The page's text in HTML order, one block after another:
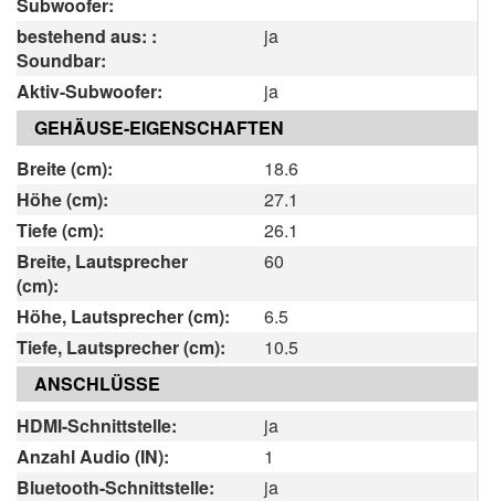
bestehend aus: :
Soundbar:
ja
Aktiv-Subwoofer:
ja
GEHÄUSE-EIGENSCHAFTEN
Breite (cm):
18.6
Höhe (cm):
27.1
Tiefe (cm):
26.1
Breite, Lautsprecher
(cm):
60
Höhe, Lautsprecher (cm):
6.5
Tiefe, Lautsprecher (cm):
10.5
ANSCHLÜSSE
HDMI-Schnittstelle:
ja
Anzahl Audio (IN):
1
Bluetooth-Schnittstelle:
ja